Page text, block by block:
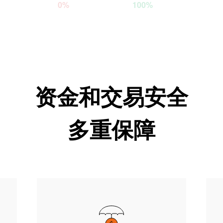
0% 100%
资金和交易安全
多重保障